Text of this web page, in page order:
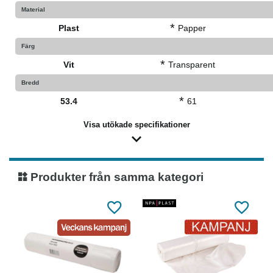
Material
Plast * Papper
Färg
Vit * Transparent
Bredd
53.4 * 61
Visa utökade specifikationer
Produkter från samma kategori